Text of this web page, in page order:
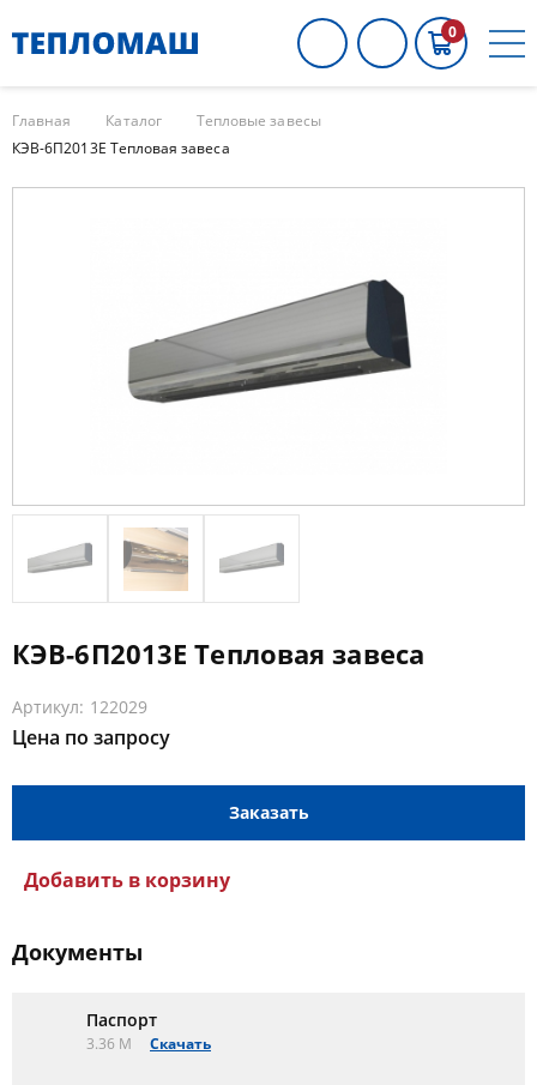
0
Главная Каталог
Тепловые завесы
КЭВ-6П2013E Тепловая завеса
КЭВ-6П2013E Тепловая завеса
Артикул: 122029
Цена по запросу
Заказать
Добавить в корзину
Документы
Паспорт
3.36 M Скачать